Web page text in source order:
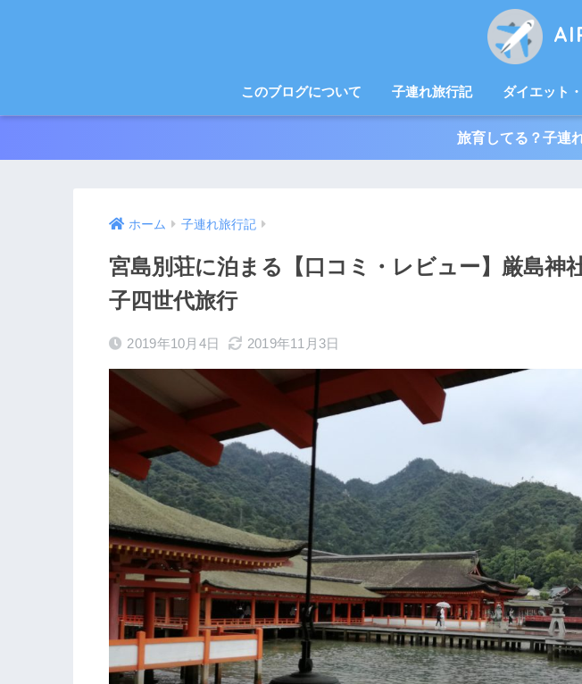
このブログについて 子連れ旅行記 ダイエット
旅育してる？子連
ホーム 子連れ旅行記
宮島別荘に泊まる【口コミ・レビュー】厳島神
子四世代旅行
2019年10月4日 2019年11月3日